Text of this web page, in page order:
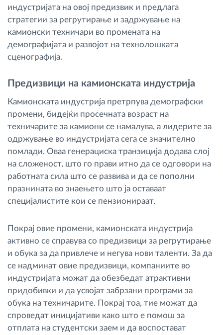
индустријата на овој предизвик и предлага
стратегии за регрутирање и задржување на
камионски техничари во промената на
демографијата и развојот на технолошката
сценографија.
Предизвици на камионската индустрија
Камионската индустрија претрпува демографски
промени, бидејќи просечната возраст на
техничарите за камиони се намалува, а лидерите за
одржување во индустријата сега се значително
помлади. Оваа генерациска транзиција додава слој
на сложеност, што го прави итно да се одговори на
работната сила што се развива и да се пополни
празнината во знаењето што ја оставаат
специјалистите кои се пензионираат.
Покрај овие промени, камионската индустрија
активно се справува со предизвици за регрутирање
и обука за да привлече и негува нови таленти. За да
се надминат овие предизвици, компаниите во
индустријата можат да обезбедат атрактивни
придобивки и да усвојат забрзани програми за
обука на техничарите. Покрај тоа, тие можат да
спроведат иницијативи како што е помош за
отплата на студентски заем и да воспостават